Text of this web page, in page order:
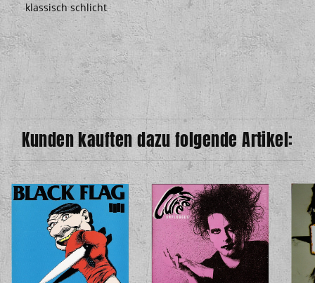
klassisch schlicht
Kunden kauften dazu folgende Artikel: